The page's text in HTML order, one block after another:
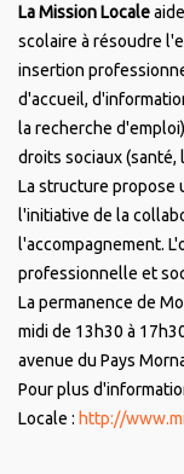
La Mission Locale
scolaire à résoudre
insertion
d'accueil,
la recherche
droits sociaux (santé,
La structure propose
l'initiative de la
l'accompagnement.
professionnelle et
La permanence de
midi de 13h30 à
avenue du Pays
Pour plus
Locale : http://